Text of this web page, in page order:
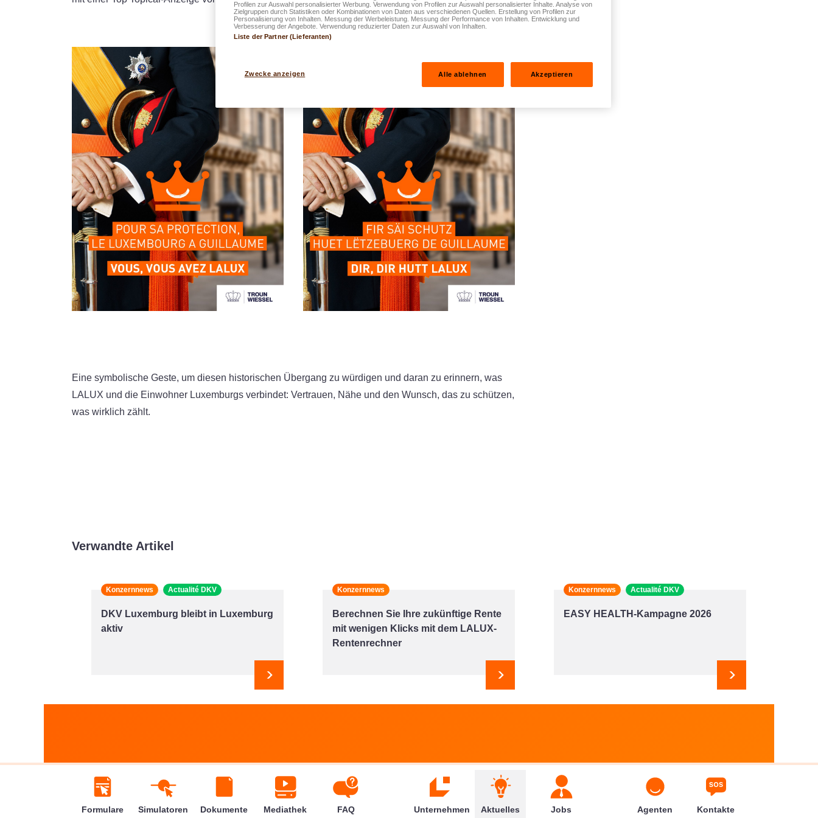
Eine symbolische Geste, um diesen historischen Übergang zu würdigen und daran zu erinnern, was
LALUX und die Einwohner Luxemburgs verbindet: Vertrauen, Nähe und den Wunsch, das zu schützen,
was wirklich zählt.
Verwandte Artikel
Konzernnews Actualité DKV
DKV Luxemburg bleibt in Luxemburg
aktiv
Weiter
Konzernnews
Berechnen Sie Ihre zukünftige Rente
mit wenigen Klicks mit dem LALUX-
Rentenrechner
Weiter
Konzernnews Actualité DKV
EASY HEALTH-Kampagne 2026
Weiter
Formulare Simulatoren Dokumente Mediathek FAQ Unternehmen Aktuelles Jobs Agenten Kontakte
Profilen zur Auswahl personalisierter Werbung. Verwendung von Profilen zur Auswahl personalisierter Inhalte. Analyse von
Zielgruppen durch Statistiken oder Kombinationen von Daten aus verschiedenen Quellen. Erstellung von Profilen zur
Personalisierung von Inhalten. Messung der Werbeleistung. Messung der Performance von Inhalten. Entwicklung und
Verbesserung der Angebote. Verwendung reduzierter Daten zur Auswahl von Inhalten.
Liste der Partner (Lieferanten)
Zwecke anzeigen Alle ablehnen Akzeptieren